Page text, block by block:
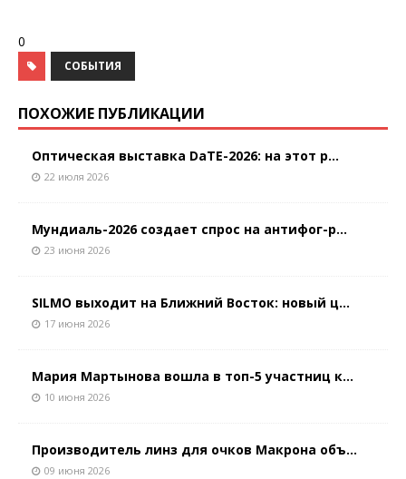
0
СОБЫТИЯ
ПОХОЖИЕ ПУБЛИКАЦИИ
Оптическая выставка DaTE-2026: на этот р...
22 июля 2026
Мундиаль-2026 создает спрос на антифог-р...
23 июня 2026
SILMO выходит на Ближний Восток: новый ц...
17 июня 2026
Мария Мартынова вошла в топ-5 участниц к...
10 июня 2026
Производитель линз для очков Макрона объ...
09 июня 2026